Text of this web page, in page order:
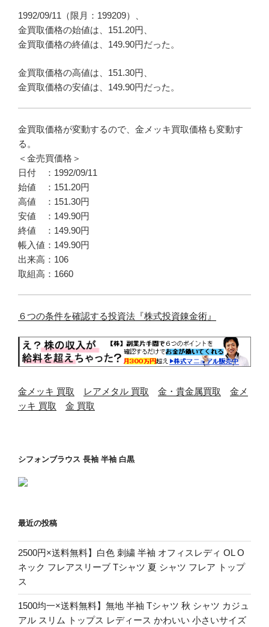
1992/09/11（限月：199209）、
金買取価格の始値は、151.20円、
金買取価格の終値は、149.90円だった。
金買取価格の高値は、151.30円、
金買取価格の安値は、149.90円だった。
金買取価格が変動するので、金メッキ買取価格も変動す
る。
＜金売買価格＞
日付 ：1992/09/11
始値 ：151.20円
高値 ：151.30円
安値 ：149.90円
終値 ：149.90円
帳入値：149.90円
出来高：106
取組高：1660
６つの条件を確認する投資法『株式投資錬金術』
金メッキ 買取 レアメタル 買取 金・貴金属買取
金メ
ッキ 買取
金 買取
シフォンブラウス 長袖 半袖 白黒
最近の投稿
2500円×送料無料】白色 刺繍 半袖 オフィスレディ OL O
ネック フレアスリーブ Tシャツ 夏 シャツ フレア トップ
ス
1500均一×送料無料】無地 半袖 Tシャツ 秋 シャツ カジュ
アル スリム トップス レディース かわいい 小さいサイズ